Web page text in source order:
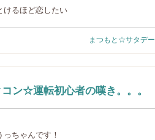
けるほど恋したい
まつもと☆サタデ
ン☆運転初心者の嘆き。。。
ちゃんです！